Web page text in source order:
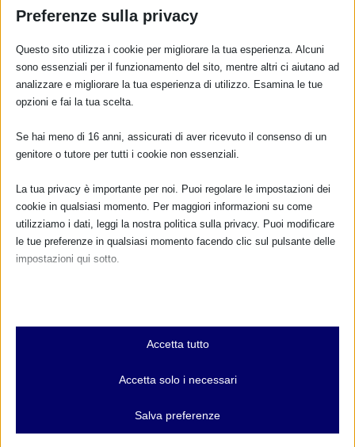
CALENDARIO EVENTI
Preferenze sulla privacy
Questo sito utilizza i cookie per migliorare la tua esperienza. Alcuni
sono essenziali per il funzionamento del sito, mentre altri ci aiutano ad
analizzare e migliorare la tua esperienza di utilizzo. Esamina le tue
opzioni e fai la tua scelta.
Se hai meno di 16 anni, assicurati di aver ricevuto il consenso di un
genitore o tutore per tutti i cookie non essenziali.
La tua privacy è importante per noi. Puoi regolare le impostazioni dei
cookie in qualsiasi momento. Per maggiori informazioni su come
utilizziamo i dati, leggi la nostra politica sulla privacy. Puoi modificare
le tue preferenze in qualsiasi momento facendo clic sul pulsante delle
impostazioni qui sotto.
Essenziali
I cookie e i servizi essenziali abilitano le funzioni di base e sono
e servizi non richiedono il consenso dell'utente secondo il GDPR.
Analitici
Accetta tutto
Accetta solo i necessari
Salva preferenze